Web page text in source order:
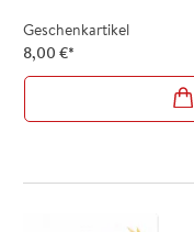
Geschenkartikel
8,00 €*